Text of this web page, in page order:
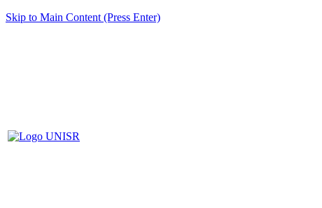
Skip to Main Content (Press Enter)